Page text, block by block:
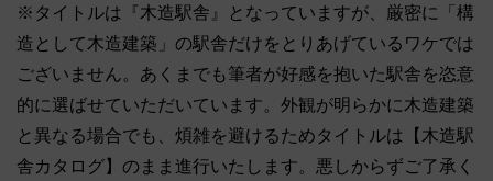
※タイトルは『木造駅舎』となっていますが、厳密に「構
造として木造建築」の駅舎だけをとりあげているワケでは
ございません。あくまでも筆者が好感を抱いた駅舎を恣意
的に選ばせていただいています。外観が明らかに木造建築
と異なる場合でも、煩雑を避けるためタイトルは【木造駅
舎カタログ】のまま進行いたします。悪しからずご了承く